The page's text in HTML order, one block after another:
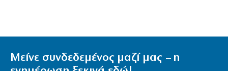
Μείνε συνδεδεμένος μαζί μας – η